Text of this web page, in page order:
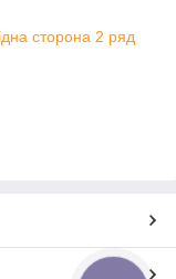
сторона 2 ряд